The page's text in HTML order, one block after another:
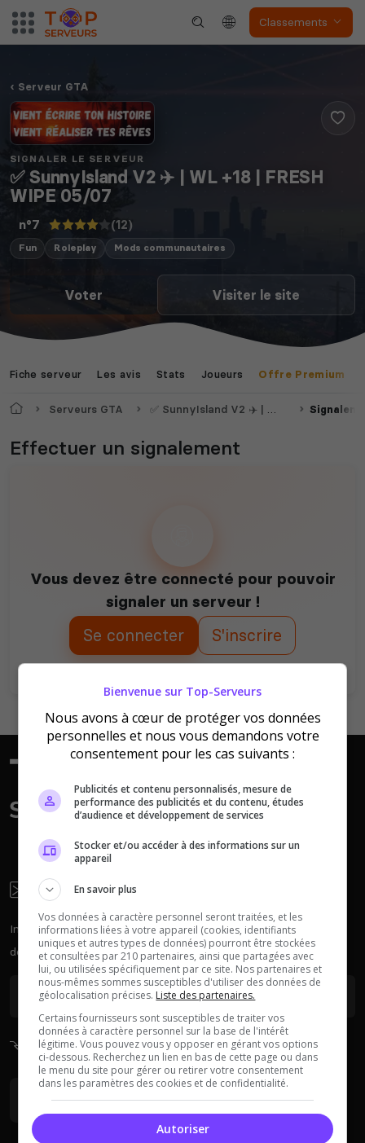
Classements
The isle
Valheim
Neverwinter
Nights
Myth of Empires Enshrouded
Voir tous les
jeux disponibles
Serveur GTA
SIGNALER LE SERVEUR
✅ SunnyIsland V2 ✈️ | WL +18 | FRESH
WIPE 05/07
n°7 (12)
Fun Roleplay Mods communautaires
Voter Visiter le site
Fiche serveur Les avis Stats Joueurs Offre Premium
AccueilServeurs GTA ✅ SunnyIsland V2 ✈️ | WL +18 | FRESH WIPE 05/07
Effectuer un signalement
Vous devez être connecté pour pouvoir
signaler un serveur !
Se connecter S'inscrire
Newsletter
Inscrivez-vous à la newsletter pour recevoir chaque semaine
des actus sur les serveurs.
Découvrez Aussi...
Plugin de vote
Bienvenue sur Top-Serveurs
Nous avons à cœur de protéger vos données
personnelles et nous vous demandons votre
consentement pour les cas suivants :
Publicités et contenu personnalisés, mesure de
performance des publicités et du contenu, études
d’audience et développement de services
Stocker et/ou accéder à des informations sur un
appareil
En savoir plus
Vos données à caractère personnel seront traitées, et les
informations liées à votre appareil (cookies, identifiants
uniques et autres types de données) pourront être stockées
et consultées par 210 partenaires, ainsi que partagées avec
lui, ou utilisées spécifiquement par ce site. Nos partenaires et
nous-mêmes sommes susceptibles d'utiliser des données de
géolocalisation précises. Liste des partenaires.
Certains fournisseurs sont susceptibles de traiter vos
données à caractère personnel sur la base de l'intérêt
légitime. Vous pouvez vous y opposer en gérant vos options
ci-dessous. Recherchez un lien en bas de cette page ou dans
le menu du site pour gérer ou retirer votre consentement
dans les paramètres des cookies et de confidentialité.
Autoriser